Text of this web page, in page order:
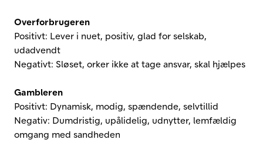
Overforbrugeren
Positivt: Lever i nuet, positiv, glad for selskab,
udadvendt
Negativt: Sløset, orker ikke at tage ansvar, skal hjælpes
Gambleren
Positivt: Dynamisk, modig, spændende, selvtillid
Negativ: Dumdristig, upålidelig, udnytter, lemfældig
omgang med sandheden